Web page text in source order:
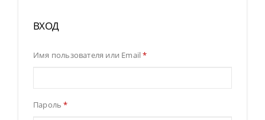
ВХОД
Имя пользователя или Email*
Пароль*